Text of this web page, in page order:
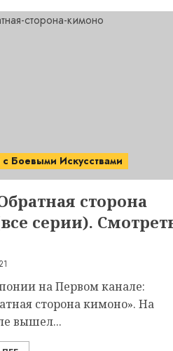
Боевыми Искусствами
сторона
серии).
на Первом канале:
сторона кимоно». На
вышел...